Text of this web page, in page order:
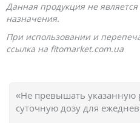
Данная продукция не
назначения.
При использовании и
ссылка на fitomarket.com.ua
«Не превышать
суточную дозу для